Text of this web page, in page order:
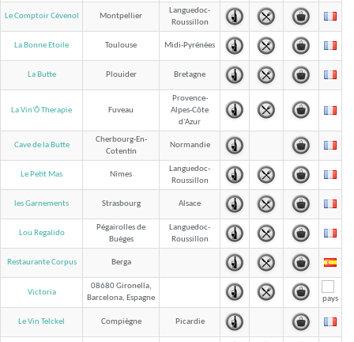
Le Comptoir Cévenol Montpellier
Languedoc-
Roussillon
La Bonne Etoile Toulouse Midi-Pyrénées
La Butte Plouider Bretagne
La Vin'Ô Therapie Fuveau
Provence-
Alpes-Côte
d'Azur
Cave de la Butte
Cherbourg-En-
Cotentin
Normandie
Le Petit Mas Nîmes
Languedoc-
Roussillon
les Garnements Strasbourg Alsace
Lou Regalido
Pégairolles de
Buèges
Languedoc-
Roussillon
Restaurante Corpus Berga
Victoria
08680 Gironella,
Barcelona, Espagne
Le Vin Telckel Compiègne Picardie